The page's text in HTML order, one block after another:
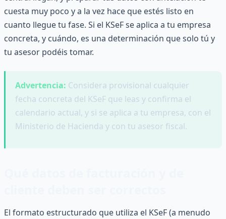
cuesta muy poco y a la vez hace que estés listo en
cuanto llegue tu fase. Si el KSeF se aplica a tu empresa
concreta, y cuándo, es una determinación que solo tú y
tu asesor podéis tomar.
Advertencia: Considera provisional cualquier
fecha concreta del KSeF que leas y confirma el
calendario actual, y si se aplica a tu empresa, con el
Ministerio de Hacienda y con tu asesor fiscal.
El formato estructurado que utiliza el KSeF (a menudo